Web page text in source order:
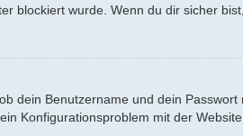
blockiert wurde. Wenn du dir sicher
dein Benutzername und dein
Konfigurationsproblem mit der